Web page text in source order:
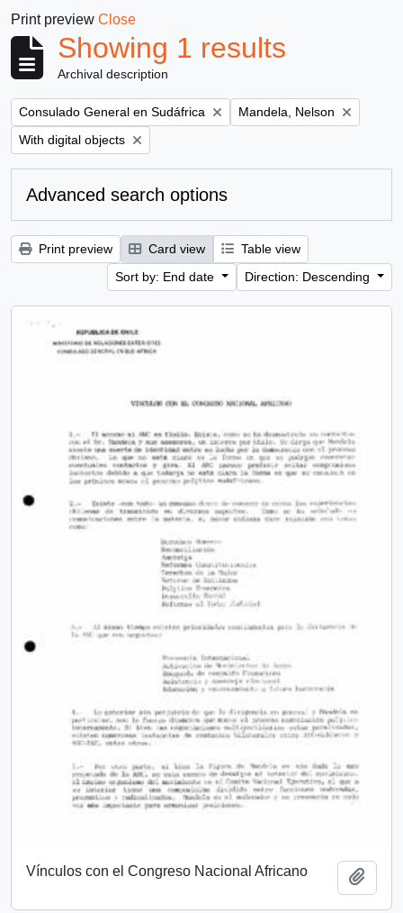
Print preview Close
Showing 1 results
Archival description
Remove filter:
Consulado General en Sudáfrica Remove filter:
Mandela, Nelson
Remove filter:
With digital objects
Advanced search options
Print preview Card view
Table view
Sort by: End date
Direction: Descending
Vínculos con el Congreso Nacional Africano